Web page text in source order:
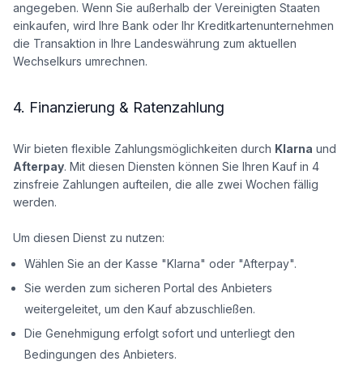
angegeben. Wenn Sie außerhalb der Vereinigten Staaten
einkaufen, wird Ihre Bank oder Ihr Kreditkartenunternehmen
die Transaktion in Ihre Landeswährung zum aktuellen
Wechselkurs umrechnen.
4. Finanzierung & Ratenzahlung
Wir bieten flexible Zahlungsmöglichkeiten durch Klarna und
Afterpay. Mit diesen Diensten können Sie Ihren Kauf in 4
zinsfreie Zahlungen aufteilen, die alle zwei Wochen fällig
werden.
Um diesen Dienst zu nutzen:
Wählen Sie an der Kasse "Klarna" oder "Afterpay".
Sie werden zum sicheren Portal des Anbieters
weitergeleitet, um den Kauf abzuschließen.
Die Genehmigung erfolgt sofort und unterliegt den
Bedingungen des Anbieters.